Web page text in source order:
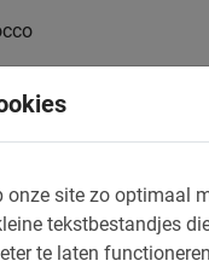
onze site zo optimaal
tekstbestandjes
te laten
is